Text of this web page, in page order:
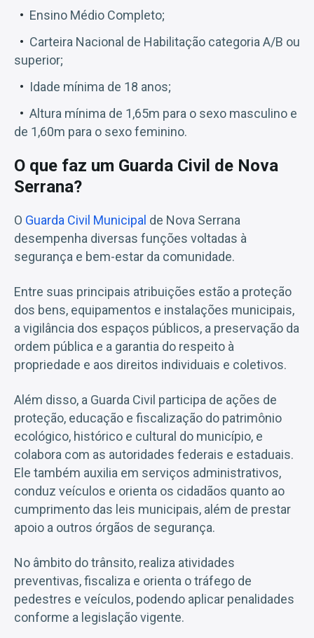
Ensino Médio Completo;
Carteira Nacional de Habilitação categoria A/B ou
superior;
Idade mínima de 18 anos;
Altura mínima de 1,65m para o sexo masculino e
de 1,60m para o sexo feminino.
O que faz um Guarda Civil de Nova
Serrana?
O Guarda Civil Municipal de Nova Serrana
desempenha diversas funções voltadas à
segurança e bem-estar da comunidade.
Entre suas principais atribuições estão a proteção
dos bens, equipamentos e instalações municipais,
a vigilância dos espaços públicos, a preservação da
ordem pública e a garantia do respeito à
propriedade e aos direitos individuais e coletivos.
Além disso, a Guarda Civil participa de ações de
proteção, educação e fiscalização do patrimônio
ecológico, histórico e cultural do município, e
colabora com as autoridades federais e estaduais.
Ele também auxilia em serviços administrativos,
conduz veículos e orienta os cidadãos quanto ao
cumprimento das leis municipais, além de prestar
apoio a outros órgãos de segurança.
No âmbito do trânsito, realiza atividades
preventivas, fiscaliza e orienta o tráfego de
pedestres e veículos, podendo aplicar penalidades
conforme a legislação vigente.